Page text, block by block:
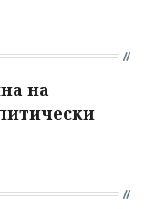
на